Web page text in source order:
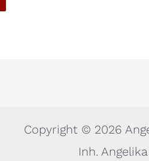
Copyright © 2026
Inh.